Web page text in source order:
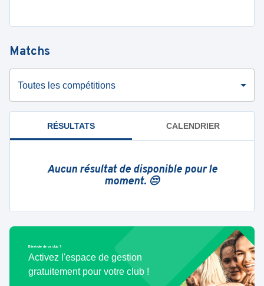
Matchs
Toutes les compétitions
RÉSULTATS CALENDRIER
Aucun résultat de disponible pour le
moment. 😔
Bénévole de ce club ?
Activez l'espace de gestion
gratuitement pour votre club !